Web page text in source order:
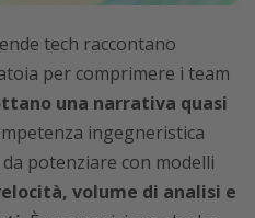
tech raccontano
per comprimere i team
una narrativa quasi
ingegneristica
potenziare con modelli
volume di analisi e